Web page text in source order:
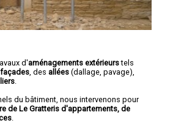
d'aménagements extérieurstels
façades , des allées (dallage, pavage),
du bâtiment, nous intervenons pour
de Le Gratteris d'appartements, de